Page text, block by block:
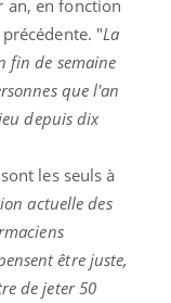
an, en fonction
"La
fin de semaine
que l'an
depuis dix
les seuls à
actuelle des
être juste,
de jeter 50